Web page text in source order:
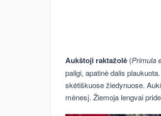
Aukštoji raktažolė (Primula
pailgi, apatinė dalis
skėtiškuose žiedynuose.
mėnesį. Žiemoja lengvai